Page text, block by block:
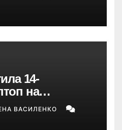
14-
на
автономністю
ВАСИЛЕНКО